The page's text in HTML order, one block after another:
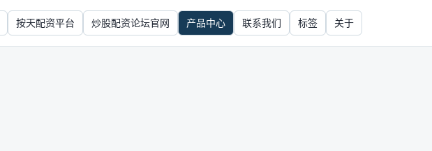
按天配资平台 炒股配资论坛官网 产品中心 联系我们 标签 关于